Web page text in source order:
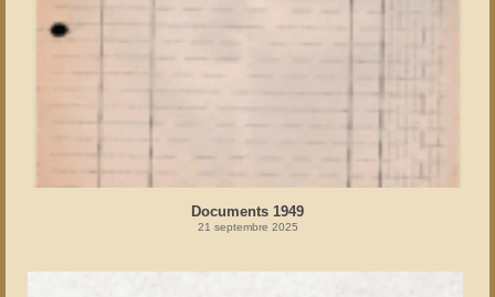
Documents 1949
21 septembre 2025